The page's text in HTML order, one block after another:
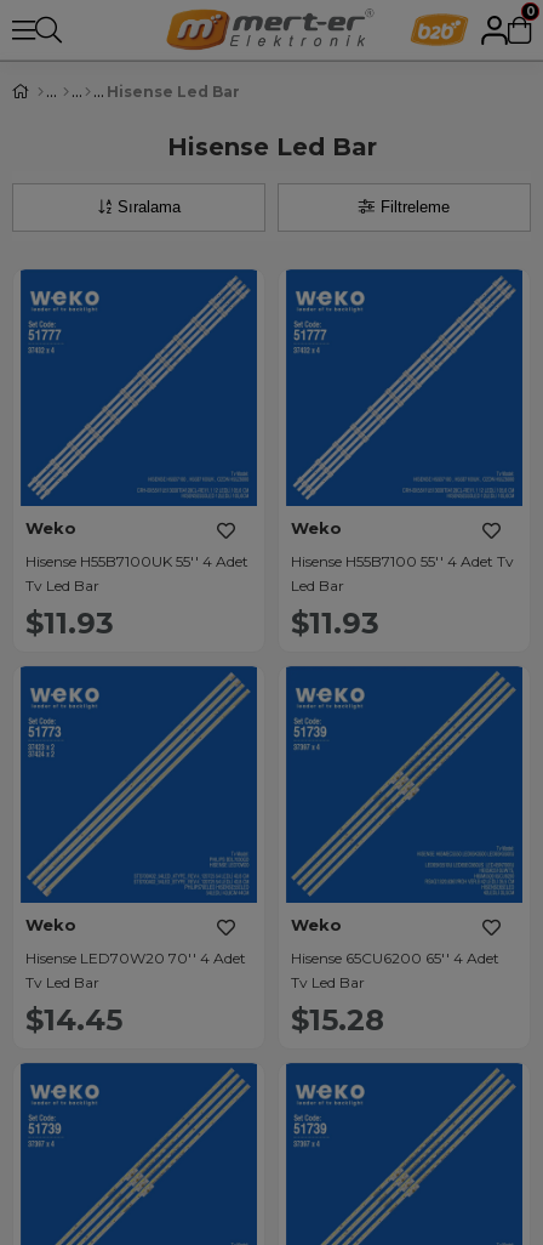
0
Hisense Led Bar
Hisense Led Bar
Filtreleme
Sıralama
Weko
Hisense H55B7100UK 55'' 4 Adet
Tv Led Bar
$11.93
Weko
Hisense H55B7100 55'' 4 Adet Tv
Led Bar
$11.93
Weko
Hisense LED70W20 70'' 4 Adet
Tv Led Bar
$14.45
Weko
Hisense 65CU6200 65'' 4 Adet
Tv Led Bar
$15.28